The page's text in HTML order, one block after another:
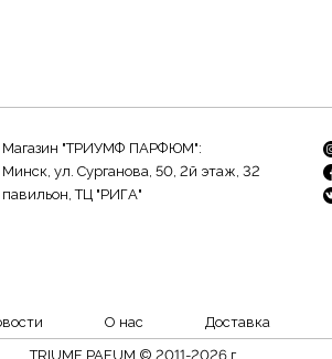
Магазин "ТРИУМФ ПАРФЮМ":
Минск, ул. Сурганова, 50, 2й этаж, 32
павильон, ТЦ "РИГА"
О нас Доставка
TRIUMF PAFUM © 2011-2026 г.